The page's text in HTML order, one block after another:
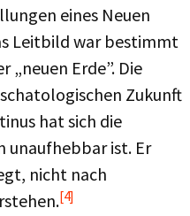
eines Neuen
Leitbild war bestimmt
Erde”. Die
Zukunft
hat sich die
unaufhebbar ist. Er
nicht nach
[4]